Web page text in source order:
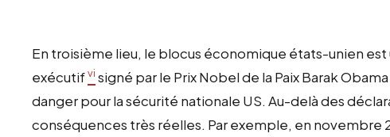
En troisième lieu, le blocus économique états-unien
exécutifvi signé par le Prix Nobel de la Paix Barak
danger pour la sécurité nationale US. Au-delà des
conséquences très réelles. Par exemple, en novembre